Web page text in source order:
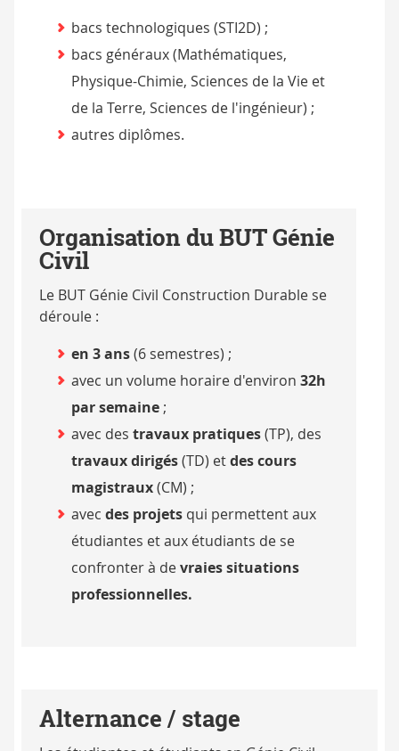
bacs technologiques (STI2D) ;
bacs généraux (Mathématiques,
Physique-Chimie, Sciences de la Vie et
de la Terre, Sciences de l'ingénieur) ;
autres diplômes.
Organisation du BUT Génie
Civil
Le BUT Génie Civil Construction Durable se
déroule :
en 3 ans(6 semestres) ;
avec un volume horaire d'environ 32h
par semaine ;
avec des travaux pratiques(TP), des
travaux dirigés(TD) etdes cours
magistraux(CM) ;
avec des projetsqui permettent aux
étudiantes et aux étudiants de se
confronter à devraies situations
professionnelles.
Alternance / stage